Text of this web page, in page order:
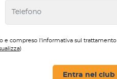
e compreso l'informativa sul trattamento
)
Entra nel club